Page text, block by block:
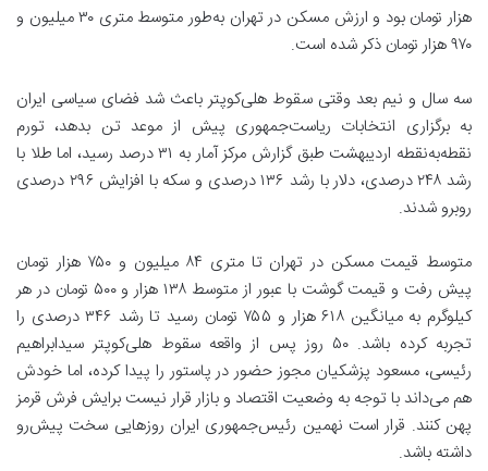
هزار تومان بود و ارزش مسکن در تهران به‌طور متوسط متری ۳۰ میلیون و
۹۷۰ هزار تومان ذکر شده است.
سه سال و نیم بعد وقتی سقوط هلی‌کوپتر باعث شد فضای سیاسی ایران
به برگزاری انتخابات ریاست‌جمهوری پیش از موعد تن بدهد، تورم
نقطه‌به‌نقطه اردیبهشت طبق گزارش مرکز آمار به ۳۱ درصد رسید، اما طلا با
رشد ۲۴۸ درصدی، دلار با رشد ۱۳۶ درصدی و سکه با افزایش ۲۹۶ درصدی
روبرو شدند.
متوسط قیمت مسکن در تهران تا متری ۸۴ میلیون و ۷۵۰ هزار تومان
پیش رفت و قیمت گوشت با عبور از متوسط ۱۳۸ هزار و ۵۰۰ تومان در هر
کیلوگرم به میانگین ۶۱۸ هزار و ۷۵۵ تومان رسید تا رشد ۳۴۶ درصدی را
تجربه کرده باشد. ۵۰ روز پس از واقعه سقوط هلی‌کوپتر سیدابراهیم
رئیسی، مسعود پزشکیان مجوز حضور در پاستور را پیدا کرده، اما خودش
هم می‌داند با توجه به وضعیت اقتصاد و بازار قرار نیست برایش فرش قرمز
پهن کنند. قرار است نهمین رئیس‌جمهوری ایران روز‌هایی سخت پیش‌رو
داشته باشد.